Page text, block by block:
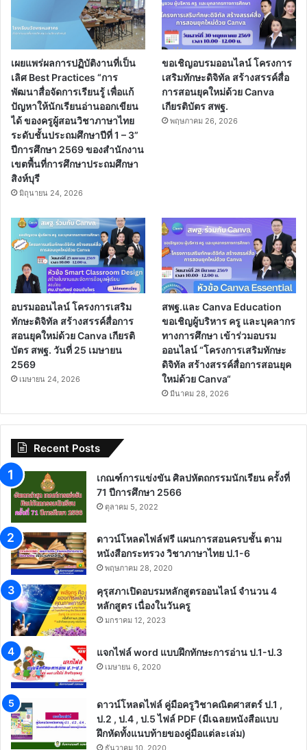
เผยแพร่ผลการปฏิบัติงานที่เป็น
เลิศ Best Practices “การ
พัฒนาสื่อจัดการเรียนรู้ เพื่อแก้
ปัญหาให้นักเรียนอ่านออกเขียน
ได้ ของครูผู้สอนวิชาภาษาไทย
ระดับชั้นประถมศึกษาปีที่ 1 – 3”
ปีการศึกษา 2569 ของสำนักงาน
เขตพื้นที่การศึกษาประถมศึกษา
สิงห์บุรี
มิถุนายน 24, 2026
ขอเชิญอบรมออนไลน์ โครงการ
เสริมทักษะดิจิทัล สร้างสรรค์สื่อ
การสอนยุคใหม่ด้วย Canva
เกียรติบัตร สพฐ.
พฤษภาคม 26, 2026
อบรมออนไลน์ โครงการเสริม
ทักษะดิจิทัล สร้างสรรค์สื่อการ
สอนยุคใหม่ด้วย Canva เกียรติ
บัตร สพฐ. วันที่ 25 เมษายน
2569
เมษายน 24, 2026
สพฐ.และ Canva Education
ขอเชิญผู้บริหาร ครู และบุคลากร
ทางการศึกษา เข้าร่วมอบรม
ออนไลน์ “โครงการเสริมทักษะ
ดิจิทัล สร้างสรรค์สื่อการสอนยุค
ใหม่ด้วย Canva“
มีนาคม 28, 2026
Recent Posts
เกณฑ์การแข่งขัน ศิลปหัตถกรรมนักเรียน ครั้งที่
71 ปีการศึกษา 2566
ตุลาคม 5, 2022
ดาวน์โหลดไฟล์ฟรี แผนการสอนครบชั้น ตาม
หนังสือกระทรวง วิชาภาษาไทย ป.1-6
พฤษภาคม 28, 2020
คุรุสภาเปิดอบรมหลักสูตรออนไลน์ จำนวน 4
หลักสูตร เนื่องในวันครู
มกราคม 12, 2023
แจกไฟล์ word แบบฝึกทักษะการอ่าน ป.1-ป.3
เมษายน 6, 2020
ดาวน์โหลดไฟล์ คู่มือครูวิชาคณิตศาสตร์ ป.1 ,
ป.2 , ป.4 , ป.5 ไฟล์ PDF (มีเฉลยหนังสือแบบ
ฝึกหัดทั้งแนบท้ายของคู่มือแต่ละเล่ม)
ธันวาคม 10, 2020